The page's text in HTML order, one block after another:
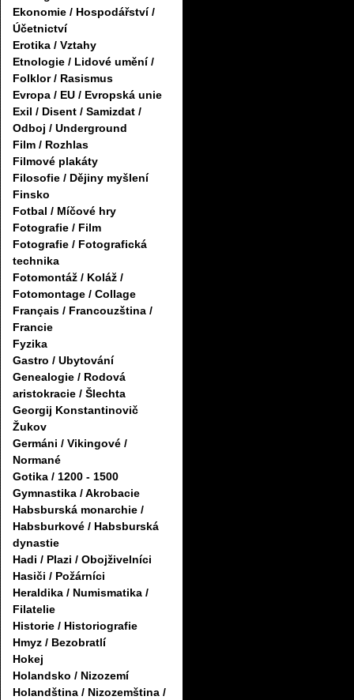
Ekonomie / Hospodářství /
Účetnictví
Erotika / Vztahy
Etnologie / Lidové umění /
Folklor / Rasismus
Evropa / EU / Evropská unie
Exil / Disent / Samizdat /
Odboj / Underground
Film / Rozhlas
Filmové plakáty
Filosofie / Dějiny myšlení
Finsko
Fotbal / Míčové hry
Fotografie / Film
Fotografie / Fotografická
technika
Fotomontáž / Koláž /
Fotomontage / Collage
Français / Francouzština /
Francie
Fyzika
Gastro / Ubytování
Genealogie / Rodová
aristokracie / Šlechta
Georgij Konstantinovič
Žukov
Germáni / Vikingové /
Normané
Gotika / 1200 - 1500
Gymnastika / Akrobacie
Habsburská monarchie /
Habsburkové / Habsburská
dynastie
Hadi / Plazi / Obojživelníci
Hasiči / Požárníci
Heraldika / Numismatika /
Filatelie
Historie / Historiografie
Hmyz / Bezobratlí
Hokej
Holandsko / Nizozemí
Holandština / Nizozemština /